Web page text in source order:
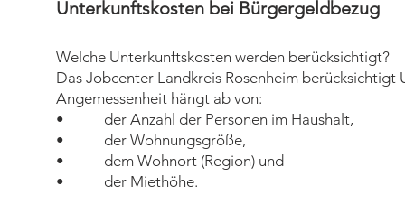
Unterkunftskosten bei Bürgergeldbezug
Welche Unterkunftskosten werden berücksichtigt?
Das Jobcenter Landkreis Rosenheim berücksichtigt
Angemessenheit hängt ab von:
• der Anzahl der Personen im Haushalt,
• der Wohnungsgröße,
• dem Wohnort (Region) und
• der Miethöhe.